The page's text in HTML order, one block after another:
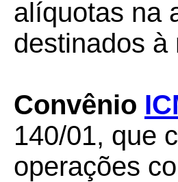
alíquotas na
destinados à
Convênio
140/01, que
operações